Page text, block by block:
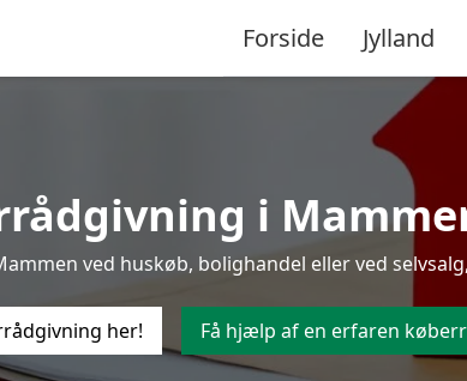
Forside Jylland
i
ved huskøb, bolighandel eller ved
her! Få hjælp af en erfaren